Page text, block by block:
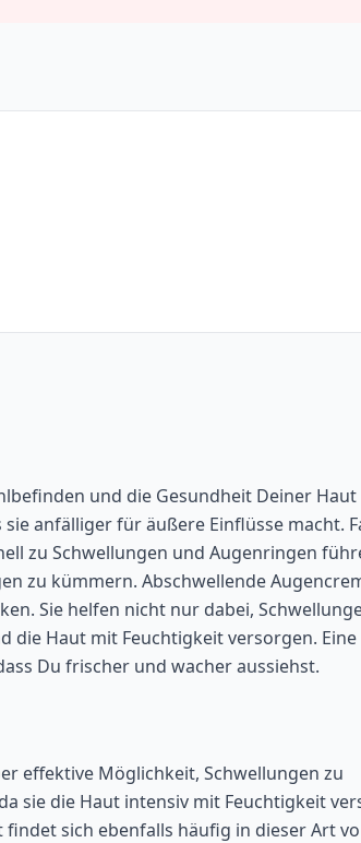
und die Gesundheit Deiner
anfälliger für äußere Einflüsse macht.
zu Schwellungen und Augenringen
zu kümmern. Abschwellende
Sie helfen nicht nur dabei,
die Haut mit Feuchtigkeit versorgen. Eine
Du frischer und wacher aussiehst.
effektive Möglichkeit, Schwellungen zu
sie die Haut intensiv mit Feuchtigkeit
sich ebenfalls häufig in dieser Art